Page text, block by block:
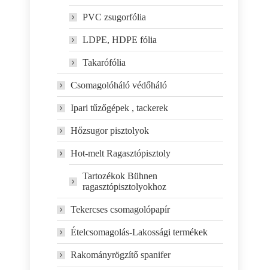
PVC zsugorfólia
LDPE, HDPE fólia
Takarófólia
Csomagolóháló védőháló
Ipari tűzőgépek , tackerek
Hőzsugor pisztolyok
Hot-melt Ragasztópisztoly
Tartozékok Bühnen
ragasztópisztolyokhoz
Tekercses csomagolópapír
Ételcsomagolás-Lakossági termékek
Rakományrögzítő spanifer